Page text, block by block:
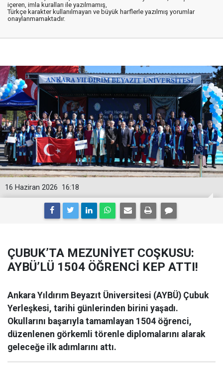
içeren, imla kuralları ile yazılmamış,
Türkçe karakter kullanılmayan ve büyük harflerle yazılmış yorumlar
onaylanmamaktadır.
16:18
16 Haziran 2026
ÇUBUK’TA MEZUNİYET COŞKUSU:
AYBÜ’LÜ 1504 ÖĞRENCİ KEP ATTI!
Ankara Yıldırım Beyazıt Üniversitesi (AYBÜ) Çubuk
Yerleşkesi, tarihi günlerinden birini yaşadı.
Okullarını başarıyla tamamlayan 1504 öğrenci,
düzenlenen görkemli törenle diplomalarını alarak
geleceğe ilk adımlarını attı.